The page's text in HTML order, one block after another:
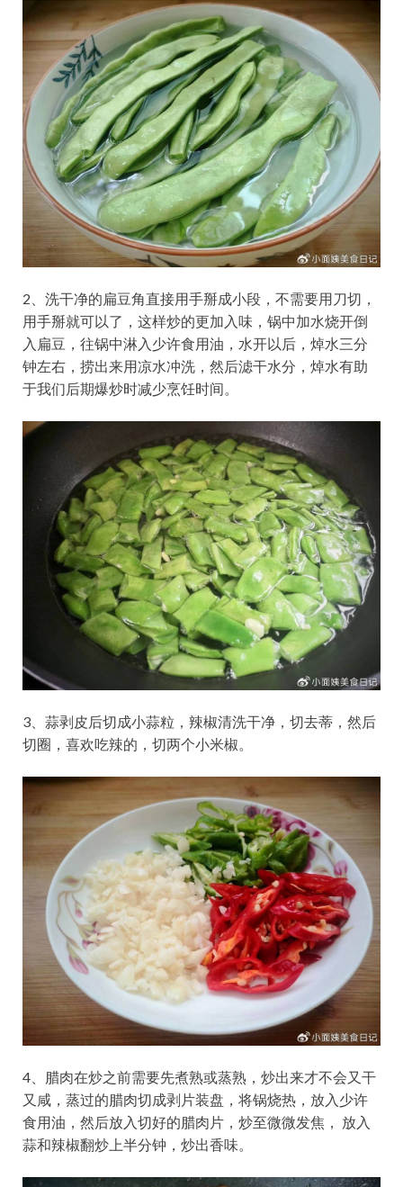
2、洗干净的扁豆角直接用手掰成小段，不需要用刀切，
用手掰就可以了，这样炒的更加入味，锅中加水烧开倒
入扁豆，往锅中淋入少许食用油，水开以后，焯水三分
钟左右，捞出来用凉水冲洗，然后滤干水分，焯水有助
于我们后期爆炒时减少烹饪时间。
3、蒜剥皮后切成小蒜粒，辣椒清洗干净，切去蒂，然后
切圈，喜欢吃辣的，切两个小米椒。
4、腊肉在炒之前需要先煮熟或蒸熟，炒出来才不会又干
又咸，蒸过的腊肉切成剥片装盘，将锅烧热，放入少许
食用油，然后放入切好的腊肉片，炒至微微发焦， 放入
蒜和辣椒翻炒上半分钟，炒出香味。